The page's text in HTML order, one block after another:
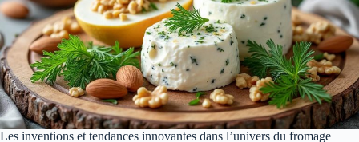
Les inventions et tendances innovantes dans l’univers du fromage